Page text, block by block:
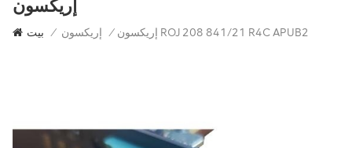
إريكسون
بيت / إريكسون / إريكسون ROJ 208 841/21 R4C APUB2